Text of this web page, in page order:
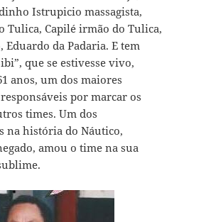
Istrupicio massagista,
Tulica, Capilé irmão do Tulica,
Eduardo da Padaria. E tem
que se estivesse vivo,
anos, um dos maiores
por marcar os
times. Um dos
na história do Náutico,
amou o time na sua